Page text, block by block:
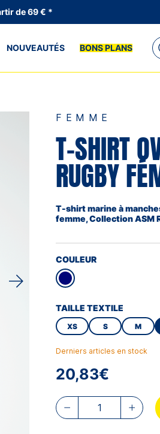
de 69 € *
NOUVEAUTÉS BONS PLANS
FEMME
T-SHIRT
RUGBY
T-shirt marine à
femme, Collection ASM
COULEUR
TAILLE TEXTILE
XS S M
Derniers articles en stock
20,83€